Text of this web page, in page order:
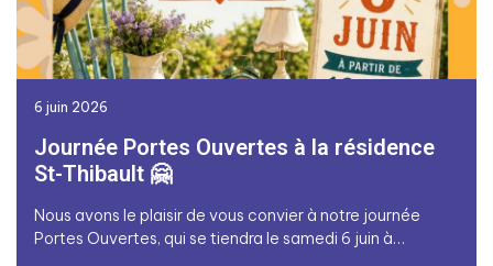
6 juin 2026
Journée Portes Ouvertes à la résidence
St-Thibault 🤗
Nous avons le plaisir de vous convier à notre journée
Portes Ouvertes, qui se tiendra le samedi 6 juin à…